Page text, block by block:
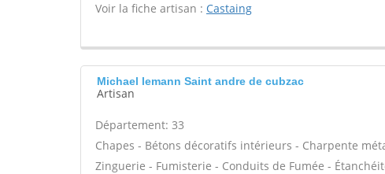
Voir la fiche artisan : Castaing
Michael lemann Saint andre de cubzac
Artisan
Département: 33
Chapes - Bétons décoratifs intérieurs - Charpente
Zinguerie - Fumisterie - Conduits de Fumée -